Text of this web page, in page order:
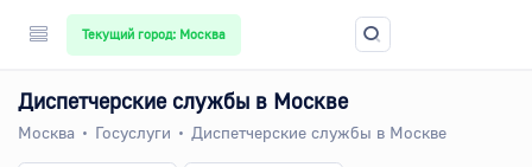
Текущий город: Москва
Диспетчерские службы в Москве
Москва Госуслуги Диспетчерские службы в Москве